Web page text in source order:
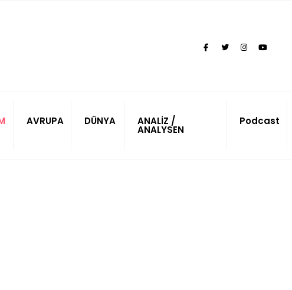
AVRUPA DÜNYA ANALİZ /
ANALYSEN
Podcast